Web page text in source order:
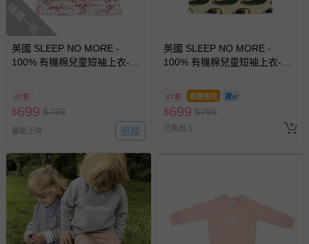
搶購一空
英國 SLEEP NO MORE -
100% 有機棉兒童短袖上衣-侏
87折
$699 $799
最新上架 追蹤
英國 SLEEP NO MORE -
100% 有機棉兒童短袖上衣-酪
87折 即將售完
$699 $799
已售出 1